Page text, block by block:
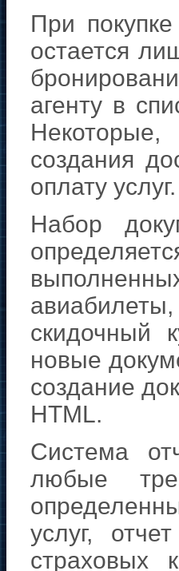
При
остается
агенту в
создания
оплату
Набор
скидочный
новые
создание
HTML.
Система
любые
услуг,
страховых